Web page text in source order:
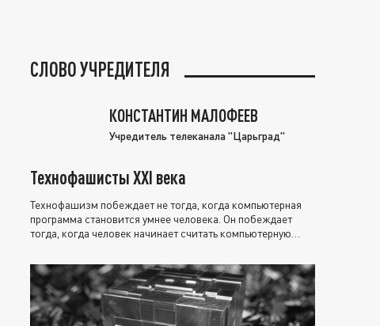
СЛОВО УЧРЕДИТЕЛЯ
КОНСТАНТИН МАЛОФЕЕВ
Учредитель телеканала "Царьград"
Технофашисты XXI века
Технофашизм побеждает не тогда, когда компьютерная
программа становится умнее человека. Он побеждает
тогда, когда человек начинает считать компьютерную